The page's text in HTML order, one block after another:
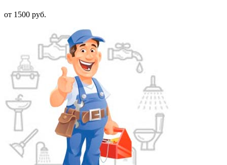
от 1500 руб.